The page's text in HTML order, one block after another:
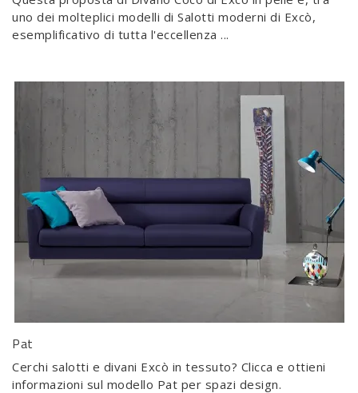
uno dei molteplici modelli di Salotti moderni di Excò,
esemplificativo di tutta l'eccellenza ...
Pat
Cerchi salotti e divani Excò in tessuto? Clicca e ottieni
informazioni sul modello Pat per spazi design.